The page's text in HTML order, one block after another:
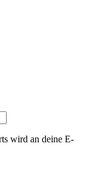
wird an deine E-